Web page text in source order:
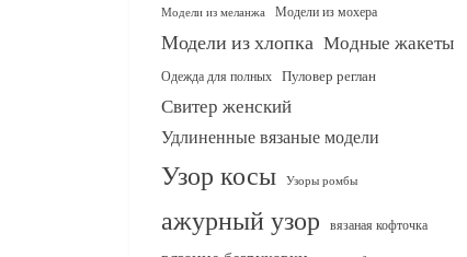
Модели из меланжа Модели из мохера
Модели из хлопка Модные жакеты
Одежда для полных Пуловер реглан
Свитер женский
Удлиненные вязаные модели
Узор косы Узоры ромбы
ажурный узор вязаная кофточка